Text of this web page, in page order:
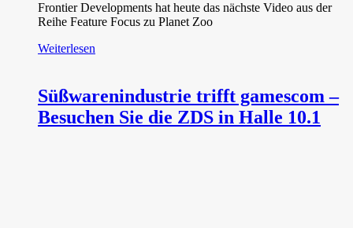
Frontier Developments hat heute das nächste Video aus der
Reihe Feature Focus zu Planet Zoo
Weiterlesen
Süßwarenindustrie trifft gamescom –
Besuchen Sie die ZDS in Halle 10.1